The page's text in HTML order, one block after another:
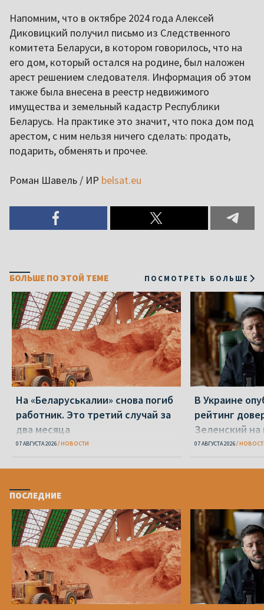
Напомним, что в октябре 2024 года Алексей
Диковицкий получил письмо из Следственного
комитета Беларуси, в котором говорилось, что на
его дом, который остался на родине, был наложен
арест решением следователя. Информация об этом
также была внесена в реестр недвижимого
имущества и земельный кадастр Республики
Беларусь. На практике это значит, что пока дом под
арестом, с ним нельзя ничего сделать: продать,
подарить, обменять и прочее.
Роман Шавель / ИР belsat.eu
БОЛЬШЕ ПО ЭТОЙ ТЕМЕ ПОСМОТРЕТЬ БОЛЬШЕ
На «Беларуськалии» снова погиб
работник. Это третий случай за
два месяца
07 АВГУСТА 2026 НОВОСТИ
В Украине
рейтинг
Зеленский
07 АВГУСТА 2026
ПОСЛЕДНИЕ